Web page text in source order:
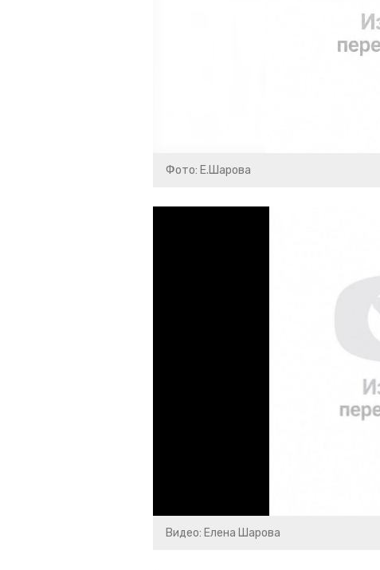
Фото: Е.Шарова
Видео: Елена Шарова